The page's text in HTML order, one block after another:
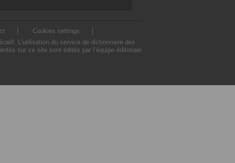
Cookies settings
L'utilisation du service de dictionnaire des
sur ce site sont édités par l’équipe éditoriale